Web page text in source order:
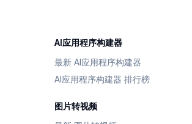
AI应用程序构建器
最新 AI应用程序构建器
AI应用程序构建器 排行榜
图片转视频